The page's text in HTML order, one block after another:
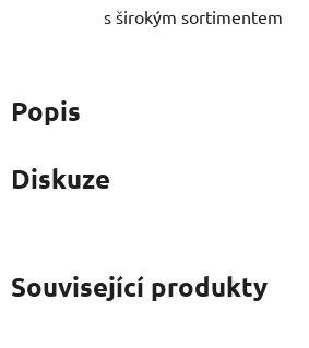
s širokým sortimentem
Popis
Diskuze
Související produkty